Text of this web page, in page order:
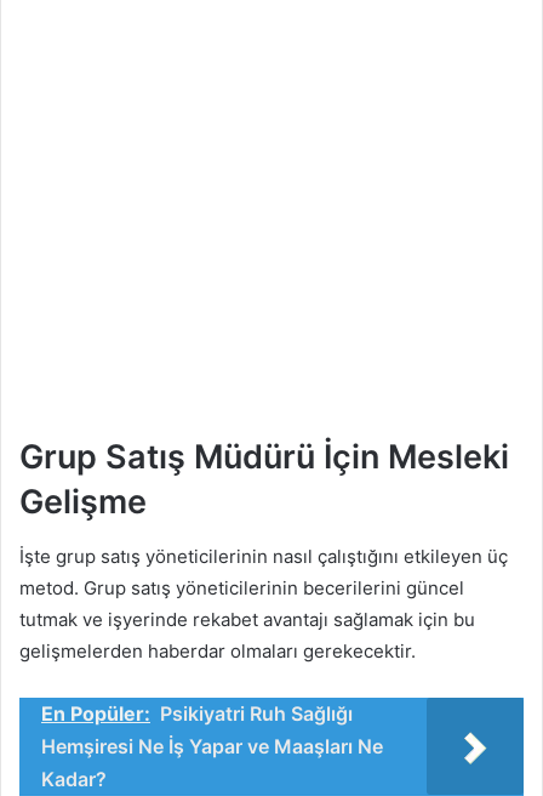
Grup Satış Müdürü İçin Mesleki
Gelişme
İşte grup satış yöneticilerinin nasıl çalıştığını etkileyen üç
metod. Grup satış yöneticilerinin becerilerini güncel
tutmak ve işyerinde rekabet avantajı sağlamak için bu
gelişmelerden haberdar olmaları gerekecektir.
En Popüler: Psikiyatri Ruh Sağlığı
Hemşiresi Ne İş Yapar ve Maaşları Ne
Kadar?